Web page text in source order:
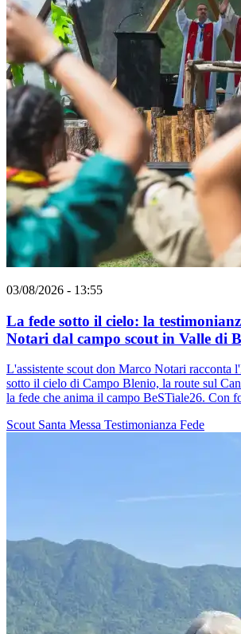
03/08/2026 - 13:55
La fede sotto il cielo: la
Notari dal campo scout in Valle di
L'assistente scout don Marco Notari racconta
sotto il cielo di Campo Blenio, la route sul
la fede che anima il campo BeSTiale26. Con
Scout Santa Messa Testimonianza Fede